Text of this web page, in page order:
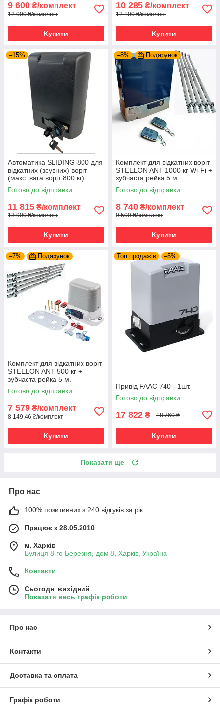
9 600 ₴/комплект
12 000 ₴/комплект
Купити
10 285 ₴/комплект
12 100 ₴/комплект
Купити
–15%
Автоматика SLIDING-800 для
відкатних (зсувних) воріт
(макс. вага воріт 800 кг)
Готово до відправки
11 815 ₴/комплект
13 900 ₴/комплект
Купити
–8% Подарунок
Комплект для відкатних воріт
STEELON ANT 1000 кг Wi-Fi +
зубчаста рейка 5 м.
Готово до відправки
8 740 ₴/комплект
9 500 ₴/комплект
Купити
–7% Подарунок
Комплект для відкатних воріт
STEELON ANT 500 кг +
зубчаста рейка 5 м.
Готово до відправки
7 579 ₴/комплект
8 149,46 ₴/комплект
Купити
Топ продажів –5%
Привід FAAC 740 - 1шт.
Готово до відправки
17 822 ₴ 18 760 ₴
Купити
Показати ще
Про нас
100% позитивних з 240 відгуків за рік
Працює з 28.05.2010
м. Харків
Вулиця 8-го Березня, дом 8, Харків, Україна
Контакти
Сьогодні вихідний
Показати весь графік роботи
Про нас
Контакти
Доставка та оплата
Графік роботи